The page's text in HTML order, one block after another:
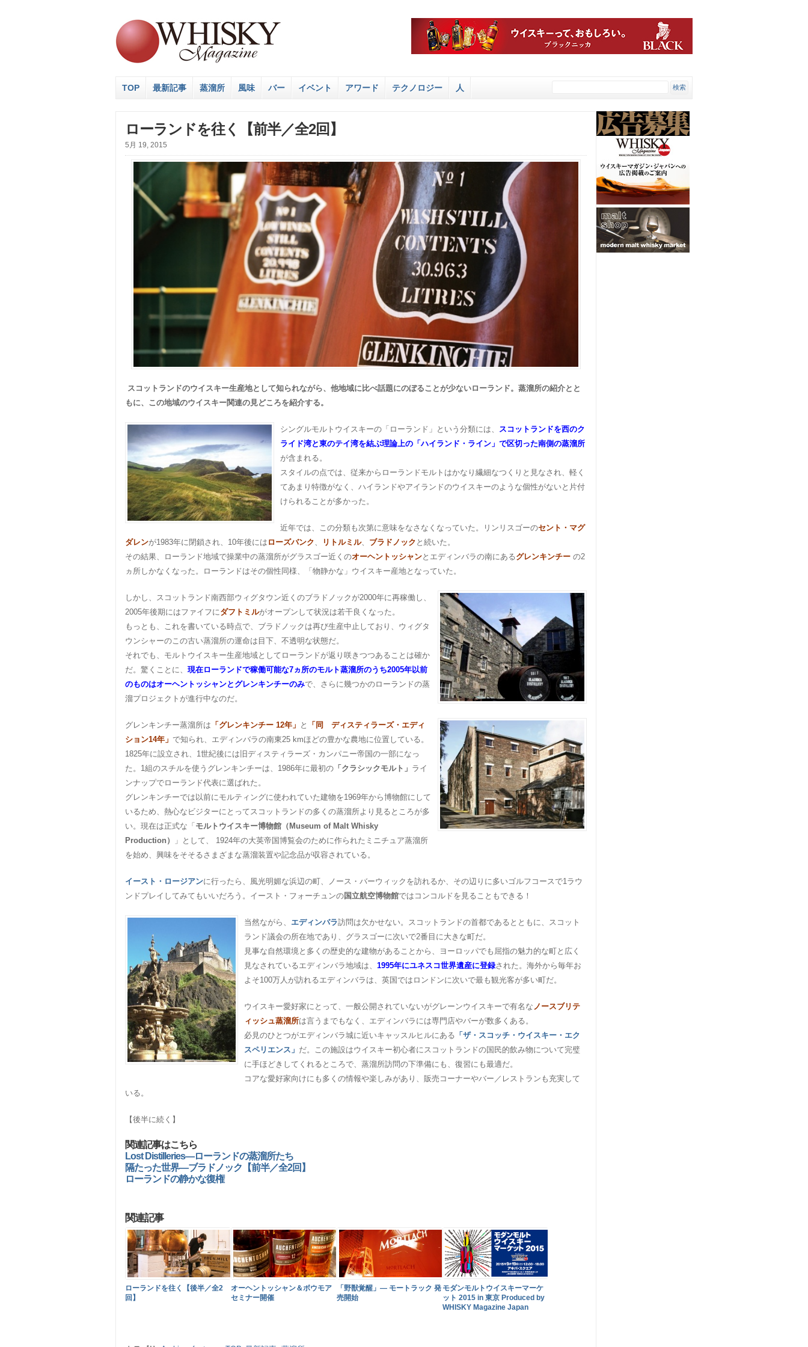
TOP 最新記事 蒸溜所 風味 バー イベント アワード テクノロジー 人
ローランドを往く【前半／全2回】
5月 19, 2015
スコットランドのウイスキー生産地として知られながら、他地域に比べ話題にのぼることが少ないローランド。蒸溜所の紹介とと
もに、この地域のウイスキー関連の見どころを紹介する。
シングルモルトウイスキーの「ローランド」という分類には、
スコットランドを西のク
ライド湾と東のテイ湾を結ぶ理論上の「ハイランド・ライン」で区切った南側の蒸溜所
が含まれる。
スタイルの点では、従来からローランドモルトはかなり繊細なつくりと見なされ、軽く
てあまり特徴がなく、ハイランドやアイランドのウイスキーのような個性がないと片付
けられることが多かった。
近年では、この分類も次第に意味をなさなくなっていた。リンリスゴーのセント・マグ
ダレンが1983年に閉鎖され、10年後には ローズバンク リトルミル、 ブラドノック と続いた。
その結果、ローランド地域で操業中の蒸溜所がグラスゴー近くのオーヘントッシャンとエディンバラの南にあるグレンキンチー の2
ヵ所しかなくなった。ローランドはその個性同様、「物静かな」ウイスキー産地となっていた。
しかし、スコットランド南西部ウィグタウン近くのブラドノックが2000年に再稼働し、
2005年後期にはファイフに ダフトミルがオープンして状況は若干良くなった。
もっとも、これを書いている時点で、ブラドノックは再び生産中止しており、ウィグタ
ウンシャーのこの古い蒸溜所の運命は目下、不透明な状態だ。
それでも、モルトウイスキー生産地域としてローランドが返り咲きつつあることは確か
だ。驚くことに、 現在ローランドで稼働可能な7ヵ所のモルト蒸溜所のうち2005年以前
のものはオーヘントッシャンとグレンキンチーのみで、さらに幾つかのローランドの蒸
溜プロジェクトが進行中なのだ。
グレンキンチー蒸溜所は 「グレンキンチー 12年」 と
「同 ディスティラーズ・エディ
ション14年」 で知られ、エディンバラの南東25 kmほどの豊かな農地に位置している。
1825年に設立され、1世紀後には旧ディスティラーズ・カンパニー帝国の一部になっ
た。1組のスチルを使うグレンキンチーは、1986年に最初の 「クラシックモルト」 ライ
ンナップでローランド代表に選ばれた。
グレンキンチーでは以前にモルティングに使われていた建物を1969年から博物館にして
いるため、熱心なビジターにとってスコットランドの多くの蒸溜所より見るところが多
い。現在は正式な「モルトウイスキー博物館（Museum of Malt Whisky
Production）
」として、 1924年の大英帝国博覧会のために作られたミニチュア蒸溜所
を始め、興味をそそるさまざまな蒸溜装置や記念品が収容されている。
イースト・ロージアンに行ったら、風光明媚な浜辺の町、ノース・バーウィックを訪れるか、その辺りに多いゴルフコースで1ラウ
ンドプレイしてみてもいいだろう。イースト・フォーチュンの国立航空博物館ではコンコルドを見ることもできる！
当然ながら、 エディンバラ訪問は欠かせない。スコットランドの首都であるとともに、スコット
ランド議会の所在地であり、グラスゴーに次いで2番目に大きな町だ。
見事な自然環境と多くの歴史的な建物があることから、ヨーロッパでも屈指の魅力的な町と広く
見なされているエディンバラ地域は、 1995年にユネスコ世界遺産に登録された。海外から毎年お
よそ100万人が訪れるエディンバラは、英国ではロンドンに次いで最も観光客が多い町だ。
ウイスキー愛好家にとって、一般公開されていないがグレーンウイスキーで有名な ノースブリテ
ィッシュ蒸溜所は言うまでもなく、エディンバラには専門店やバーが数多くある。
必見のひとつがエディンバラ城に近いキャッスルヒルにある 「ザ・スコッチ・ウイスキー・エク
スペリエンス」 だ。この施設はウイスキー初心者にスコットランドの国民的飲み物について完璧
に手ほどきしてくれるところで、蒸溜所訪問の下準備にも、復習にも最適だ。
コアな愛好家向けにも多くの情報や楽しみがあり、販売コーナーやバー／レストランも充実して
いる。
【後半に続く】
関連記事はこちら
Lost Distilleries―ローランドの蒸溜所たち
隔たった世界―ブラドノック【前半／全2回】
ローランドの静かな復権
関連記事
ローランドを往く【後半／全2
回】
オーヘントッシャン＆ボウモア
セミナー開催
「野獣覚醒」― モートラック 発
売開始
モダンモルトウイスキーマーケ
ット 2015 in 東京 Produced by
WHISKY Magazine Japan